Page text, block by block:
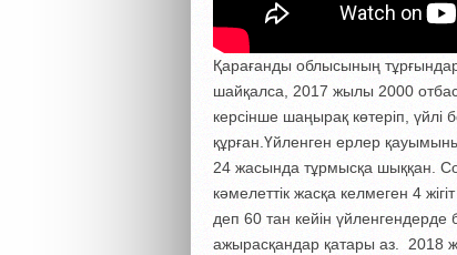
Қарағанды облысының
шайқалса, 2017 жылы 2000
керсінше шаңырақ көтеріп,
құрған.Үйленген ерлер
24 жасында тұрмысқа шыққан.
кәмелеттік жасқа келмеген 4
деп 60 тан кейін
ажырасқандар қатары аз. 2018